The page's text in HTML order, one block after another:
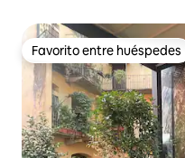
Favorito entre huéspedes
Favorito entre huéspedes